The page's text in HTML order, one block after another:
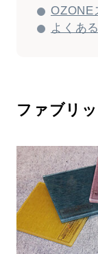
OZONE
よくあ
ファブリ